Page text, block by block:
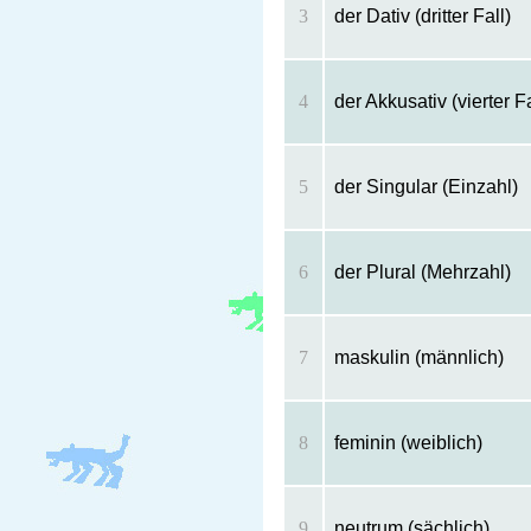
3 der Dativ (dritter Fall)
4 der Akkusativ (vierter
5 der Singular (Einzahl)
6 der Plural (Mehrzahl)
7 maskulin (männlich)
8 feminin (weiblich)